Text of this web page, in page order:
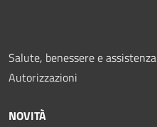
Salute, benessere e assistenza
Autorizzazioni
NOVITÀ